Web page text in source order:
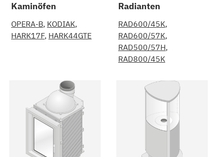
Kaminöfen
OPERA-B KODIAK
HARK17F HARK44GTE
Radianten
RAD600/45K
RAD600/57K
RAD500/57H
RAD800/45K